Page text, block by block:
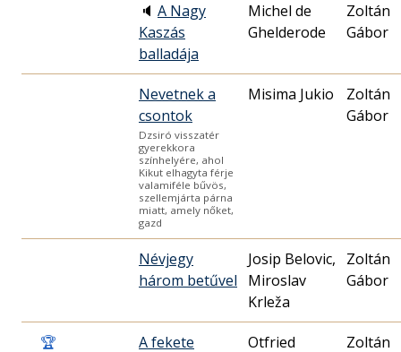
🔈 A Nagy
Kaszás
balladája
Michel de
Ghelderode
Zoltán
Gábor
Nevetnek a
csontok
Dzsiró visszatér
gyerekkora
színhelyére, ahol
Kikut elhagyta férje
valamiféle bűvös,
szellemjárta párna
miatt, amely nőket,
gazd
Misima Jukio
Zoltán
Gábor
Névjegy
három betűvel
Josip Belovic,
Miroslav
Krleža
Zoltán
Gábor
🏆
A fekete
Otfried
Zoltán